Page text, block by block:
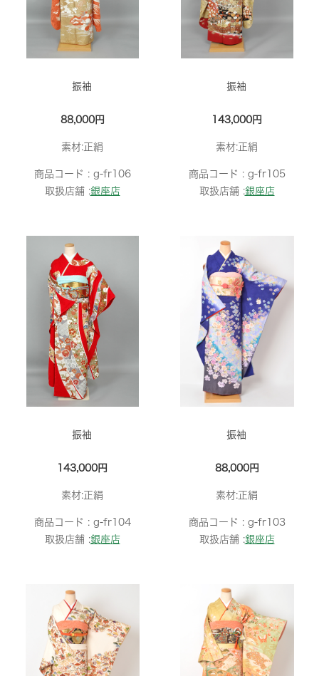
振袖
88,000円
素材:正絹
商品コード : g-fr106
取扱店舗 :銀座店
振袖
143,000円
素材:正絹
商品コード : g-fr105
取扱店舗 :銀座店
振袖
143,000円
素材:正絹
商品コード : g-fr104
取扱店舗 :銀座店
振袖
88,000円
素材:正絹
商品コード : g-fr103
取扱店舗 :銀座店